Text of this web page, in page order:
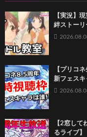
【実況】
絆ストー
【プリコ
新フェスキ
【2窓して
るライブ】